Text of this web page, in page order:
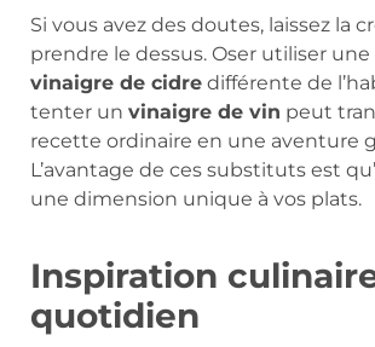
Si vous avez des doutes, laissez la
prendre le dessus. Oser utiliser une
vinaigre de cidre différente de
tenter un vinaigre de vin peut
recette ordinaire en une aventure
L’avantage de ces substituts est
une dimension unique à vos plats.
Inspiration
quotidien